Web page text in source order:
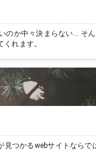
のか中々決まらない… そ
れます。
つかるwebサイトならで